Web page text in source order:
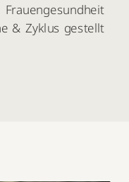
& Zyklus gestellt